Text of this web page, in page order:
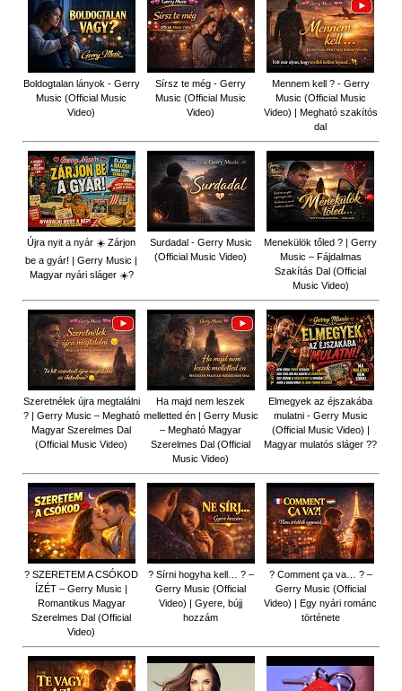
Boldogtalan lányok - Gerry
Music (Official Music
Video)
Sírsz te még - Gerry
Music (Official Music
Video)
Mennem kell ? - Gerry
Music (Official Music
Video) | Megható szakítós
dal
Újra nyit a nyár ☀️ Zárjon
be a gyár! | Gerry Music |
Magyar nyári sláger ☀️?
Surdadal - Gerry Music
(Official Music Video)
Menekülök tőled ? | Gerry
Music – Fájdalmas
Szakítás Dal (Official
Music Video)
Szeretnélek újra megtalálni
? | Gerry Music – Megható
Magyar Szerelmes Dal
(Official Music Video)
Ha majd nem leszek
melletted én | Gerry Music
– Megható Magyar
Szerelmes Dal (Official
Music Video)
Elmegyek az éjszakába
mulatni - Gerry Music
(Official Music Video) |
Magyar mulatós sláger ??
? SZERETEM A CSÓKOD
ÍZÉT – Gerry Music |
Romantikus Magyar
Szerelmes Dal (Official
Video)
? Sírni hogyha kell… ? –
Gerry Music (Official
Video) | Gyere, bújj
hozzám
? Comment ça va… ? –
Gerry Music (Official
Video) | Egy nyári románc
története